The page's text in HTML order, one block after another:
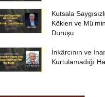
Kutsala
Kökleri ve
Duruşu
İnkârcının ve
Kurtulamadığı